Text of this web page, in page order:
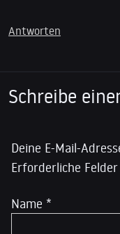
Antworten
Schreibe
Deine E-Mail-
Erforderliche
Name *